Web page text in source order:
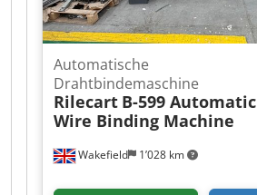
Wakefield 1’028 km
Automatische
Drahtbindemaschine
Rilecart B-599 Automatic
Wire Binding Machine